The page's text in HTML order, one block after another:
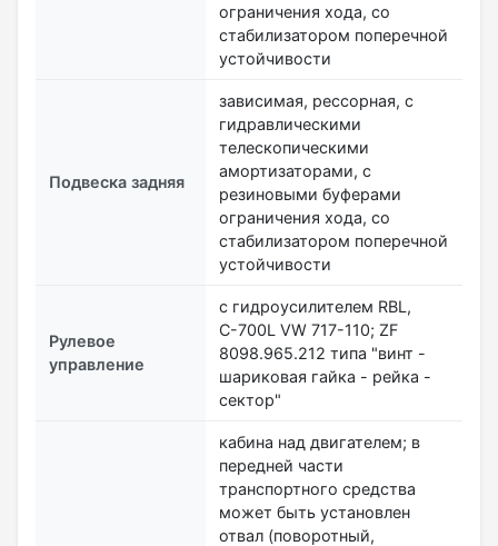
ограничения хода, со
стабилизатором поперечной
устойчивости
Подвеска задняя
зависимая, рессорная, с
гидравлическими
телескопическими
амортизаторами, с
резиновыми буферами
ограничения хода, со
стабилизатором поперечной
устойчивости
Рулевое
управление
с гидроусилителем RBL,
С-700L VW 717-110; ZF
8098.965.212 типа "винт -
шариковая гайка - рейка -
сектор"
кабина над двигателем; в
передней части
транспортного средства
может быть установлен
отвал (поворотный,